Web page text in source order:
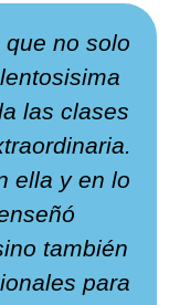
no solo
las clases
ella y en lo
también
para